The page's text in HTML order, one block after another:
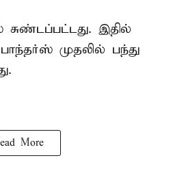
இதில்
முதலில் பந்து
More